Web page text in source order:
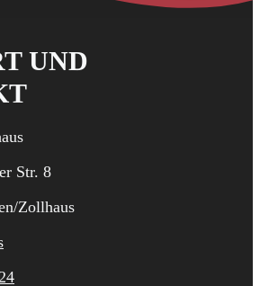
UND
Str. 8
Zollhaus